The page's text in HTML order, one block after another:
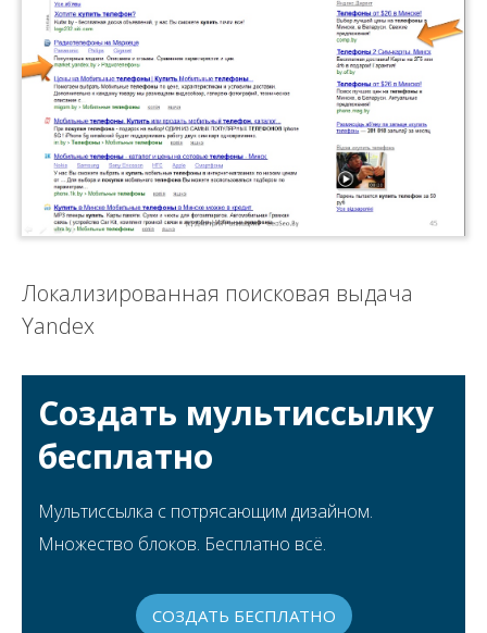
Локализированная поисковая выдача
Yandex
Создать мультиссылку
бесплатно
Мультиссылка с потрясающим дизайном.
Множество блоков. Бесплатно всё.
СОЗДАТЬ БЕСПЛАТНО